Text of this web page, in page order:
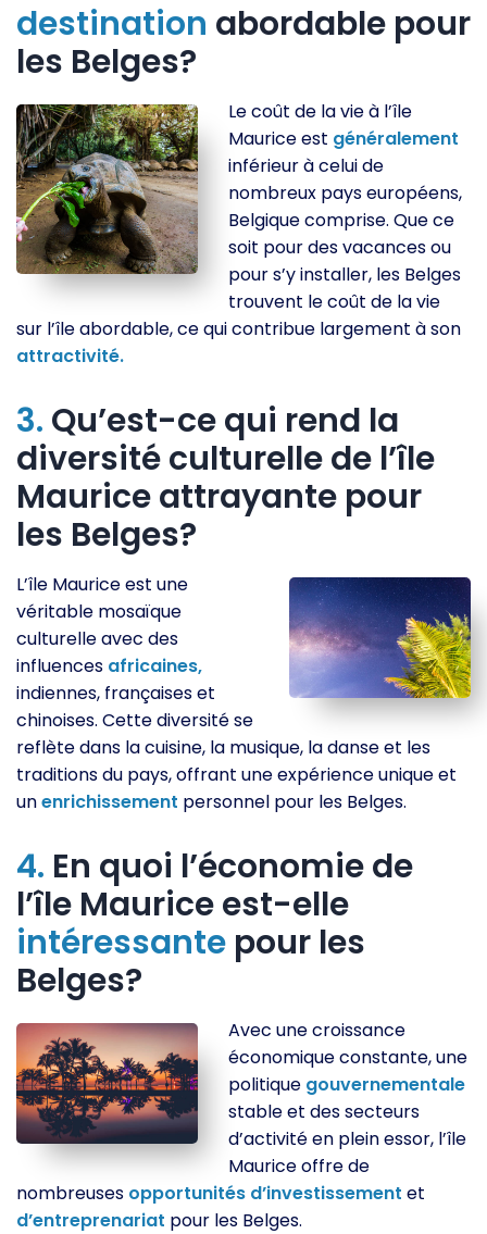
destination abordable pour
les Belges?
Le coût de la vie à l’île
Maurice est généralement
inférieur à celui de
nombreux pays européens,
Belgique comprise. Que ce
soit pour des vacances ou
pour s’y installer, les Belges
trouvent le coût de la vie
sur l’île abordable, ce qui contribue largement à son
attractivité.
3. Qu’est-ce qui rend la
diversité culturelle de l’île
Maurice attrayante pour
les Belges?
L’île Maurice est une
véritable mosaïque
culturelle avec des
influences africaines,
indiennes, françaises et
chinoises. Cette diversité se
reflète dans la cuisine, la musique, la danse et les
traditions du pays, offrant une expérience unique et
unenrichissement personnel pour les Belges.
4. En quoi l’économie de
l’île Maurice est-elle
intéressante pour les
Belges?
Avec une croissance
économique constante, une
politique gouvernementale
stable et des secteurs
d’activité en plein essor, l’île
Maurice offre de
nombreuses opportunités d’investissement et
d’entreprenariat pour les Belges.